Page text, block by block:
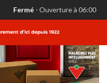
votre
est
AB,
Fermé,
Ouverture
Fermé ⋅ Ouverture à 06:00